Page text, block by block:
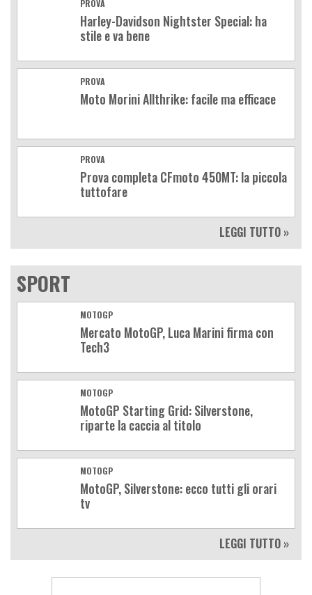
PROVA
Harley-Davidson Nightster Special: ha
stile e va bene
PROVA
Moto Morini Allthrike: facile ma efficace
PROVA
Prova completa CFmoto 450MT: la piccola
tuttofare
LEGGI TUTTO »
SPORT
MOTOGP
Mercato MotoGP, Luca Marini firma con
Tech3
MOTOGP
MotoGP Starting Grid: Silverstone,
riparte la caccia al titolo
MOTOGP
MotoGP, Silverstone: ecco tutti gli orari
tv
LEGGI TUTTO »